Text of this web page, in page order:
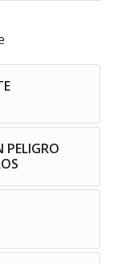
PELIGRO